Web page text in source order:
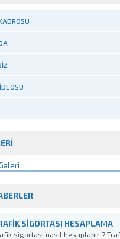
var.Seyahat...
SIGORTASI HESAPLAMA
sigortası nasıl hesaplanır ?